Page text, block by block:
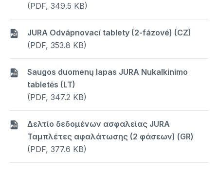
(PDF, 349.5 KB)
JURA Odvápnovací tablety (2-fázové) (CZ)
(PDF, 353.8 KB)
Saugos duomenų lapas JURA Nukalkinimo
tabletės (LT)
(PDF, 347.2 KB)
Δελτίο δεδομένων ασφαλείας JURA
Ταμπλέτες αφαλάτωσης (2 φάσεων) (GR)
(PDF, 377.6 KB)